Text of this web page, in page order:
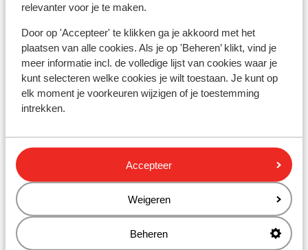
relevanter voor je te maken.
Door op 'Accepteer' te klikken ga je akkoord met het
plaatsen van alle cookies. Als je op 'Beheren’ klikt, vind je
meer informatie incl. de volledige lijst van cookies waar je
kunt selecteren welke cookies je wilt toestaan. Je kunt op
elk moment je voorkeuren wijzigen of je toestemming
intrekken.
Accepteer
Weigeren
Beheren
Sumus Hotel Monteplaya & Spa - all inclusive -
adults only
AQUA Hotel Promenade & Spa
Appartementen Odissea Park
Atzavara Hotel & Spa
Hotel Mar Blau
Hotel (ThePlace) Mar Mediterrania - adults only